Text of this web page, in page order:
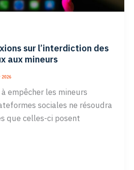
sur l’interdiction des
aux mineurs
empêcher les mineurs
sociales ne résoudra
que celles-ci posent